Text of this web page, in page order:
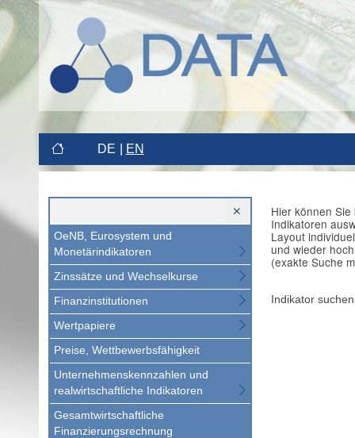
DE EN
OeNB, Eurosystem und
Monetärindikatoren
Zinssätze und Wechselkurse
Finanzinstitutionen
Wertpapiere
Preise, Wettbewerbsfähigkeit
Unternehmenskennzahlen und
realwirtschaftliche Indikatoren
Gesamtwirtschaftliche
Finanzierungsrechnung
Hier können
Indikatoren
Layout
und wieder
(exakte Suche
Indikator suchen